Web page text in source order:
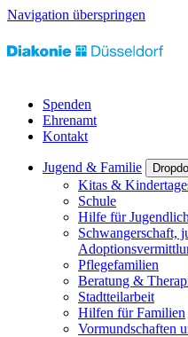
Navigation überspringen
Spenden
Ehrenamt
Kontakt
Jugend & Familie
Kitas &
Schule
Hilfe für
Schwangerschaft,
Pflegefamilien
Beratung &
Stadtteilarbeit
Hilfen für Familien
Vormundschaften